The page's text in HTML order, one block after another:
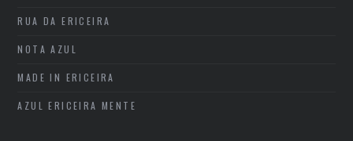
RUA DA ERICEIRA
NOTA AZUL
MADE IN ERICEIRA
AZUL ERICEIRA MENTE